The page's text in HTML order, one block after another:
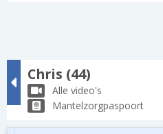
Chris (44)
Alle video's
Mantelzorgpaspoort